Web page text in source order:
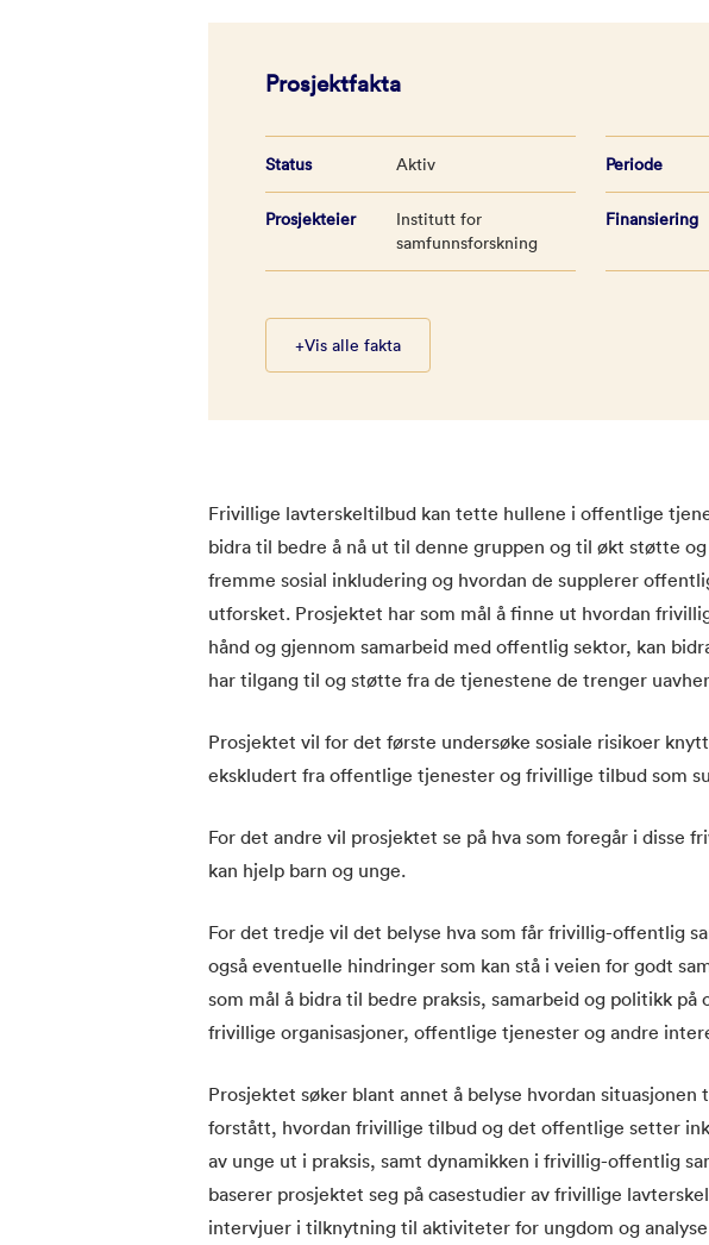
Prosjektfakta
Status Aktiv Periode
Prosjekteier
Institutt for
samfunnsforskning
Finansiering
+Vis alle fakta
Frivillige lavterskeltilbud kan tette hullene i offentlige
bidra til bedre å nå ut til denne gruppen og til økt støtte
fremme sosial inkludering og hvordan de supplerer
utforsket. Prosjektet har som mål å finne ut hvordan
hånd og gjennom samarbeid med offentlig sektor, kan
har tilgang til og støtte fra de tjenestene de trenger
Prosjektet vil for det første undersøke sosiale risikoer
ekskludert fra offentlige tjenester og frivillige tilbud som
For det andre vil prosjektet se på hva som foregår i disse
kan hjelp barn og unge.
For det tredje vil det belyse hva som får frivillig-offentlig
også eventuelle hindringer som kan stå i veien for godt
som mål å bidra til bedre praksis, samarbeid og politikk på
frivillige organisasjoner, offentlige tjenester og andre
Prosjektet søker blant annet å belyse hvordan
forstått, hvordan frivillige tilbud og det offentlige setter
av unge ut i praksis, samt dynamikken i frivillig-offentlig
baserer prosjektet seg på casestudier av frivillige
intervjuer i tilknytning til aktiviteter for ungdom og